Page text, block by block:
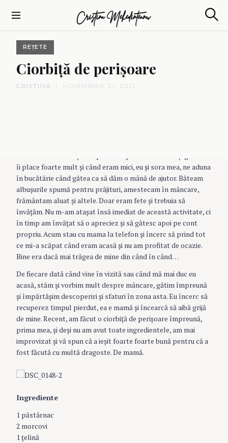
Cristina Mehedinteanu
e
REȚETE
Ciorbiţă de perişoare
CRISTINA NOIEMBRIE 21, 2013
îi place foarte mult şi când eram mici, eu şi sora mea, ne aduna
în bucătărie când gătea ca să dăm o mână de ajutor. Băteam
albuşurile spumă pentru prăjituri, amestecam în mâncare,
frământam aluat şi altele. Doar eram fete şi trebuia să
învăţăm. Nu m-am ataşat însă imediat de această activitate, ci
în timp am învăţat să o apreciez şi să gătesc apoi pe cont
propriu. Acum stau cu mama la telefon şi încerc să prind tot
ce mi-a scăpat când eram acasă şi nu am profitat de ocazie.
Bine era dacă mai trăgea de mine din când în când…
De fiecare dată când vine în vizită sau când mă mai duc eu
acasă, stăm şi vorbim mult despre mâncare, gătim împreună
şi împărtăşim descoperiri şi sfaturi în zona asta. Eu încerc să
recuperez timpul pierdut, ea e mamă şi încearcă să aibă grijă
de mine. Recent, am făcut o ciorbiţă de perişoare împreună,
prima mea, şi deşi nu am avut toate ingredientele, am mai
improvizat şi vă spun că a ieşit foarte foarte bună pentru că a
fost făcută cu multă dragoste. De mamă.
Ingrediente
1 păstârnac
2 morcovi
1 ţelină